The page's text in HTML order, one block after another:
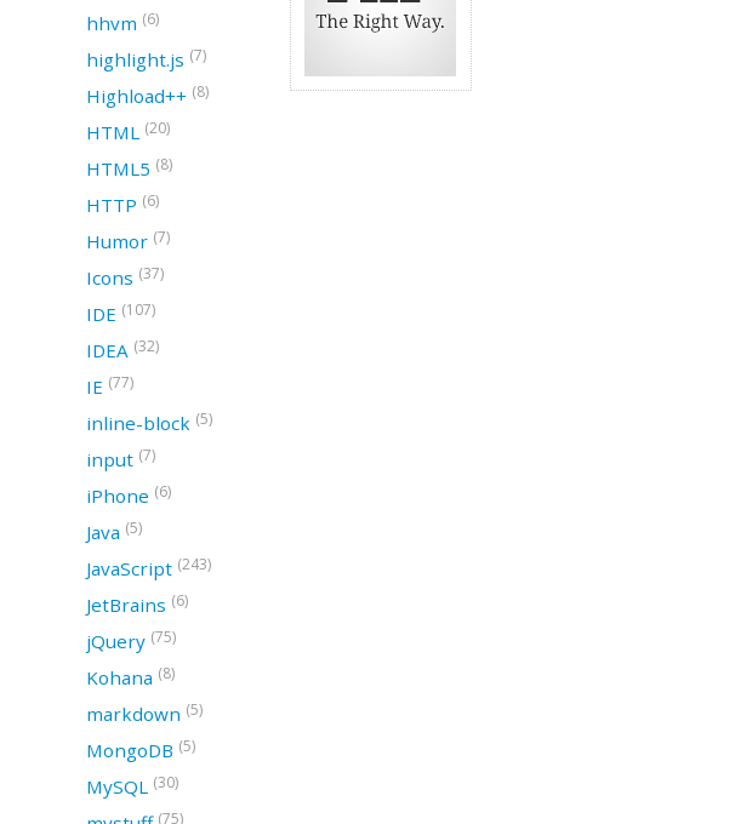
hhvm (6)
highlight.js (7)
Highload++ (8)
HTML (20)
HTML5 (8)
HTTP (6)
Humor (7)
Icons (37)
IDE (107)
IDEA (32)
IE (77)
inline-block (5)
input (7)
iPhone (6)
Java (5)
JavaScript (243)
JetBrains (6)
jQuery (75)
Kohana (8)
markdown (5)
MongoDB (5)
MySQL (30)
(75)